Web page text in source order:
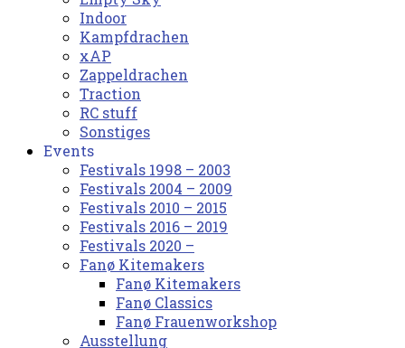
Indoor
Kampfdrachen
xAP
Zappeldrachen
Traction
RC stuff
Sonstiges
Events
Festivals 1998 – 2003
Festivals 2004 – 2009
Festivals 2010 – 2015
Festivals 2016 – 2019
Festivals 2020 –
Fanø Kitemakers
Fanø Kitemakers
Fanø Classics
Fanø Frauenworkshop
Ausstellung